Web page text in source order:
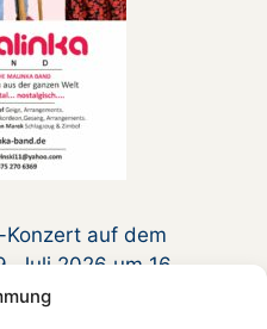
Konzert auf dem
Juli 2026 um 16
Das Retro-Quartett
der 1930er- bis